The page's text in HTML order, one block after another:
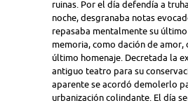
ruinas. Por el día defendía a
noche, desgranaba notas
repasaba mentalmente su último
memoria, como dación de amor,
último homenaje. Decretada la
antiguo teatro para su
aparente se acordó demolerlo
urbanización colindante. El día